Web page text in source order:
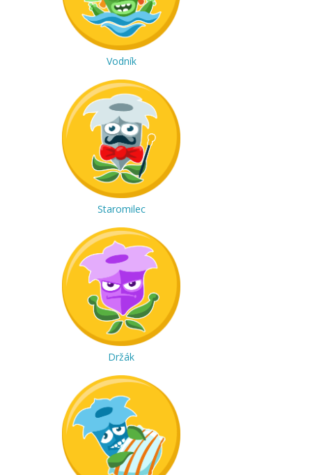
Vodník
Staromilec
Držák